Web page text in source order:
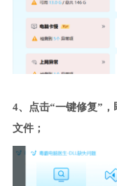
4、点击“一键修复”
文件；